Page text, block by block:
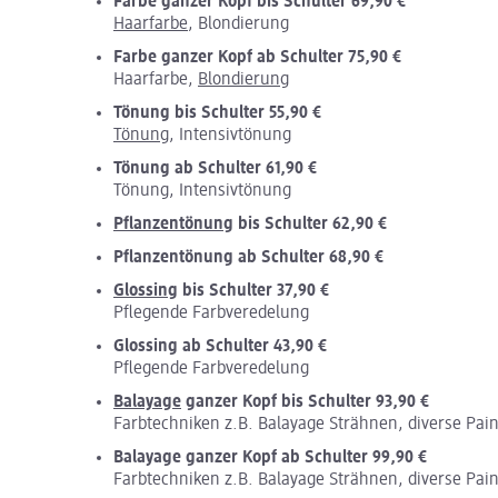
Haarfarbe, Blondierung
Farbe ganzer Kopf ab Schulter 75,90 €
Haarfarbe, Blondierung
Tönung bis Schulter 55,90 €
Tönung, Intensivtönung
Tönung ab Schulter 61,90 €
Tönung, Intensivtönung
Pflanzentönung bis Schulter 62,90 €
Pflanzentönung ab Schulter 68,90 €
Glossing bis Schulter 37,90 €
Pflegende Farbveredelung
Glossing ab Schulter 43,90 €
Pflegende Farbveredelung
Balayage ganzer Kopf bis Schulter 93,90 €
Farbtechniken z.B. Balayage Strähnen, diverse
Balayage ganzer Kopf ab Schulter 99,90 €
Farbtechniken z.B. Balayage Strähnen, diverse